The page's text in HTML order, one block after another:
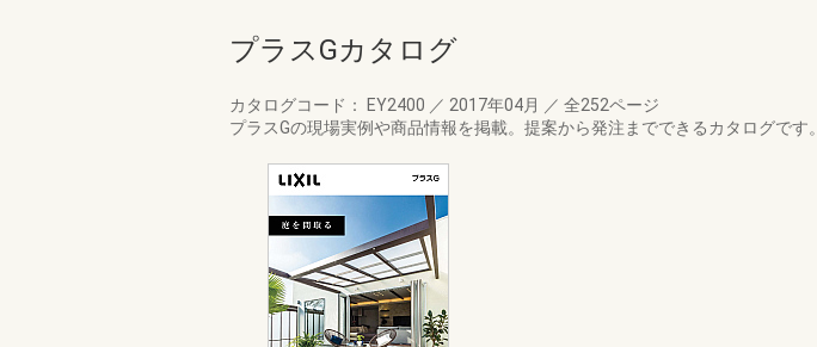
プラスGカタログ
カタログコード： EY2400 ／ 2017年04月 ／ 全252ページ
プラスGの現場実例や商品情報を掲載。提案から発注までできるカタログです。